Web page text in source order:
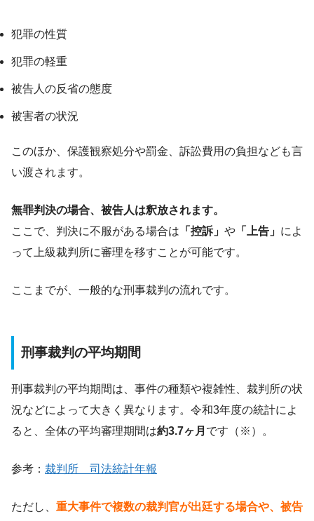
犯罪の性質
犯罪の軽重
被告人の反省の態度
被害者の状況
このほか、保護観察処分や罰金、訴訟費用の負担なども言
い渡されます。
無罪判決の場合、被告人は釈放されます。
ここで、判決に不服がある場合は 「控訴」 や 「上告」 によ
って上級裁判所に審理を移すことが可能です。
ここまでが、一般的な刑事裁判の流れです。
刑事裁判の平均期間
刑事裁判の平均期間は、事件の種類や複雑性、裁判所の状
況などによって大きく異なります。令和3年度の統計によ
ると、全体の平均審理期間は約3.7ヶ月 です（※）。
参考： 裁判所 司法統計年報
ただし、 重大事件で複数の裁判官が出廷する場合や、被告